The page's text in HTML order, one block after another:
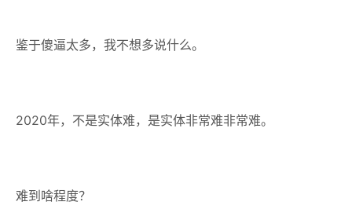
鉴于傻逼太多，我不想多说什么。
2020年，不是实体难，是实体非常难非常难。
难到啥程度？